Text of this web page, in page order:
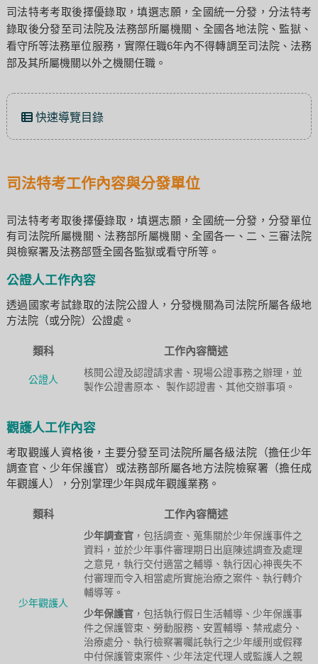
司法特考考取後擇優錄取，填選志願，全國統一分發，分法特考
錄取後分發至司法院及法務部所屬機關、全國各地法院、監獄、
看守所等法務單位服務，實際任職6年內不得轉調至司法院、法務
部及其所屬機關以外之機關任職。
快速導覽目錄
司法特考工作內容與分發單位
司法特考考取後擇優錄取，填選志願，全國統一分發，分發單位
有司法院所屬機關、法務部所屬機關、全國各一、二、三審法院
與檢察署及法務部暨全國各監獄或看守所等。
公證人工作內容
透過國家考試錄取的法院公證人，分發機關為司法院所屬各級地
方法院（或分院）公證處。
類科 工作內容簡述
公證人
核閱公證及認證請求書、現場公證事務之辦理，並
製作公證書原本、 製作認證書、其他交辦事項。
觀護人工作內容
考取觀護人資格後，主要分發至司法院所屬各級法院（擔任少年
調查官、少年保護官）或法務部所屬各地方法院檢察署（擔任成
年觀護人），分別掌理少年與成年觀護業務。
類科 工作內容簡述
少年觀護人
少年調查官，包括調查、蒐集關於少年保護事件之
資料，並於少年事件審理期日出庭陳述調查及處理
之意見，執行交付適當之輔導、執行因心神喪失不
付審理而令入相當處所實施治療之案件、執行轉介
輔導等。
少年保護官，包括執行假日生活輔導、少年保護事
件之保護管束、勞動服務、安置輔導、禁戒處分、
治療處分、執行檢察署囑託執行之少年緩刑或假釋
中付保護管束案件、少年法定代理人或監護人之親